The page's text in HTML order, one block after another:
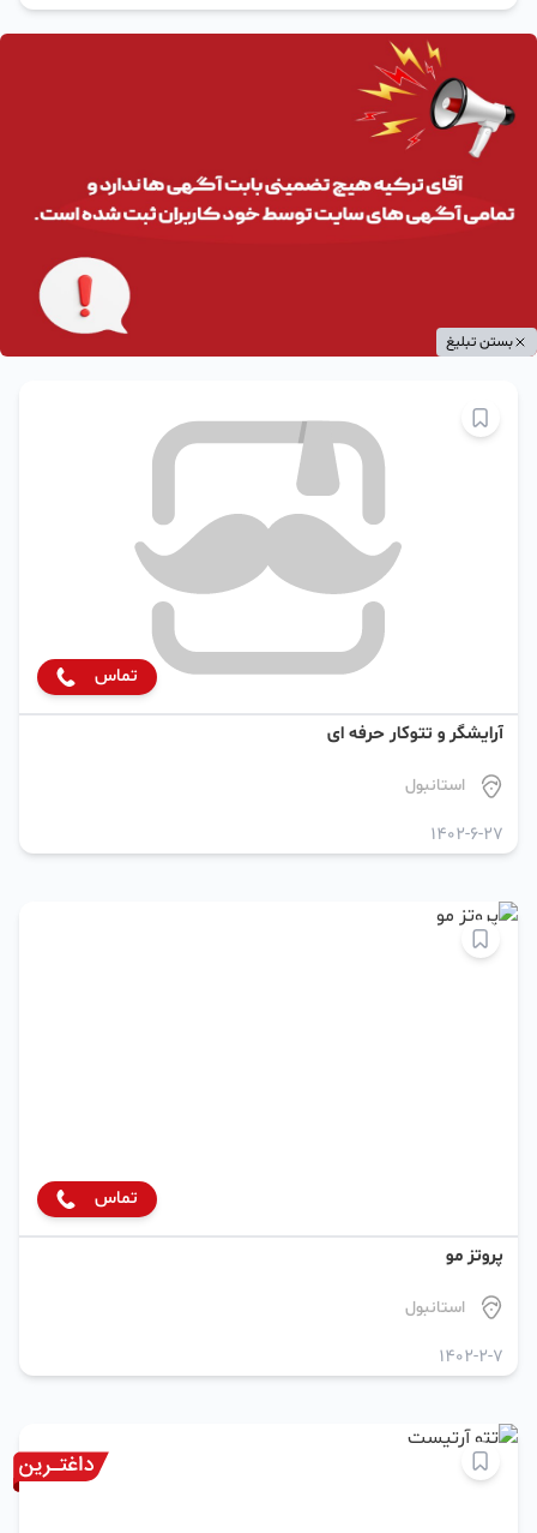
بستن تبلیغ
تماس
آرایشگر و تتوکار حرفه ای
استانبول
1402-6-27
تماس
پروتز مو
استانبول
1402-2-7